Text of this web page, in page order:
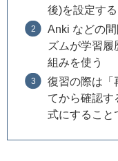
後)を設定する
Anki などの
ズムが学習
組みを使う
復習の際は「
てから確認す
式にすること